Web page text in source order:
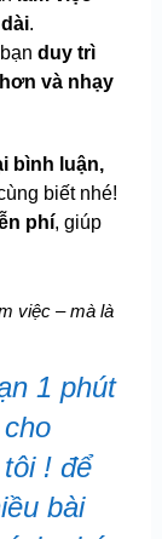
.
duy trì
và nhạy
bình luận,
biết nhé!
phí, giúp
việc – mà là
1 phút
! để
bài